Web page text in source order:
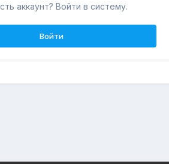
аккаунт? Войти в систему.
Войти